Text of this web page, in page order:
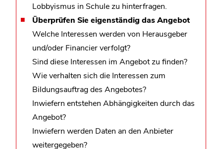
Lobbyismus in Schule zu hinterfragen.
Überprüfen Sie eigenständig das Angebot
Welche Interessen werden von Herausgeber
und/oder Financier verfolgt?
Sind diese Interessen im Angebot zu finden?
Wie verhalten sich die Interessen zum
Bildungsauftrag des Angebotes?
Inwiefern entstehen Abhängigkeiten durch das
Angebot?
Inwiefern werden Daten an den Anbieter
weitergegeben?